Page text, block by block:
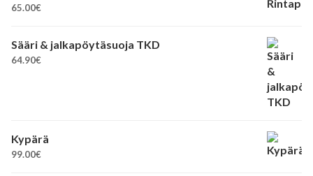
65.00€
Sääri & jalkapöytäsuoja TKD
64.90€
Kypärä
99.00€